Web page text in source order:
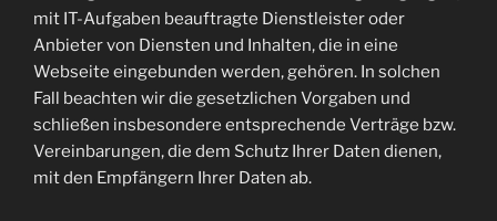
mit IT-Aufgaben beauftragte Dienstleister oder
Anbieter von Diensten und Inhalten, die in eine
Webseite eingebunden werden, gehören. In solchen
Fall beachten wir die gesetzlichen Vorgaben und
schließen insbesondere entsprechende Verträge bzw.
Vereinbarungen, die dem Schutz Ihrer Daten dienen,
mit den Empfängern Ihrer Daten ab.